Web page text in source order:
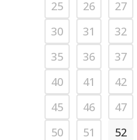
25 26 27
30
31 32
35
36 37
40
41 42
45
46 47
50
51 52